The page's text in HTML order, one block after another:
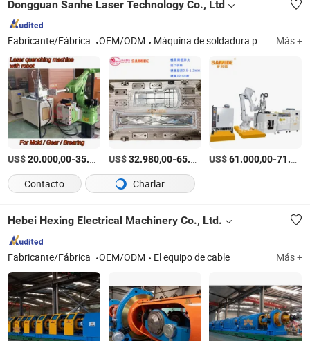
Dongguan Sanhe Laser Technology Co., Ltd
Fabricante/Fábrica OEM/ODM Máquina de soldadura por láser de fibra, máquina de soldadura por láser YAG, máquina de marcado por láser de fibra, máquina de marcado por láser UV, Co2 máquina de marcado por láser Más +
US$20.000,00-35.000,00 /Set
US$32.980,00-65.880,00 /Set
US$61.000,00-71.000,00
Contacto Charlar
Hebei Hexing Electrical Machinery Co., Ltd.
Fabricante/Fábrica OEM/ODM El equipo de cable Más +